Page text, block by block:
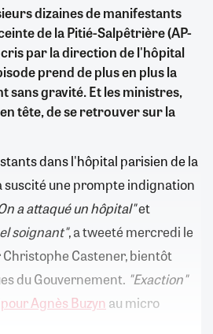
dizaines de manifestants
de la Pitié-Salpêtrière (AP-
cris par la direction de l'hôpital
prend de plus en plus la
gravité. Et les ministres,
tête, de se retrouver sur la
dans l'hôpital parisien de la
suscité une prompte indignation
a attaqué un hôpital"et
soignant", a tweeté mercredi le
Castener, bientôt
du Gouvernement. "Exaction"
pour Agnès Buzyn au micro